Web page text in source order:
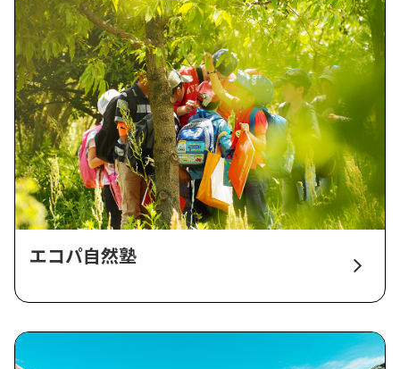
エコパ自然塾